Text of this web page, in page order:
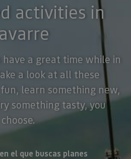
activities in
have a great time while in
a look at all these
learn something new,
something tasty, you
choose.
el que buscas planes